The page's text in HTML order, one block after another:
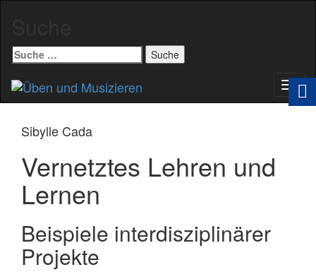
Suche
nach:
Sibylle Cada
Vernetztes Lehren und
Lernen
Beispiele interdisziplinärer
Projekte